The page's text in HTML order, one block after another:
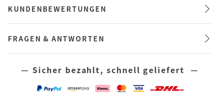
KUNDENBEWERTUNGEN
FRAGEN & ANTWORTEN
— Sicher bezahlt, schnell geliefert —